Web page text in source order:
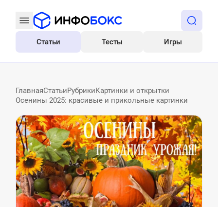
Все
Статьи Тесты Игры
ГлавнаяСтатьиРубрикиКартинки и открытки
Осенины 2025: красивые и прикольные картинки